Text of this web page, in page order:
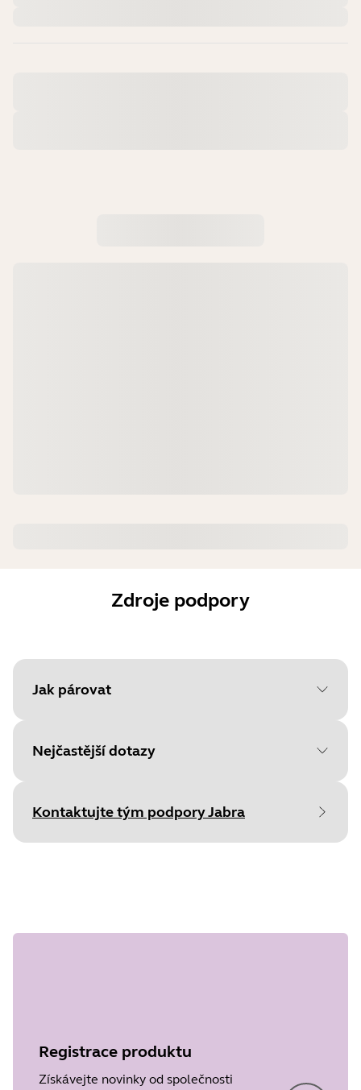
Zdroje podpory
Jak párovat
Chcete-li začít, vyberte svůj
Krok 1 z
Nejčastější dotazy
Kontaktujte tým podpory Jabra
Registrace produktu
Získávejte novinky od společnosti